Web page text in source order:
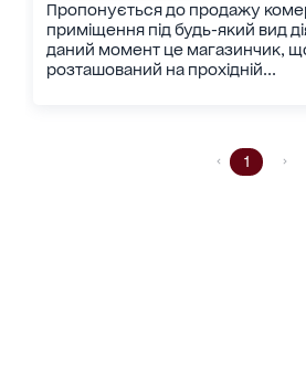
Пропонується до продажу
приміщення під будь-який вид
даний момент це магазинчик,
розташований на прохідній...
1